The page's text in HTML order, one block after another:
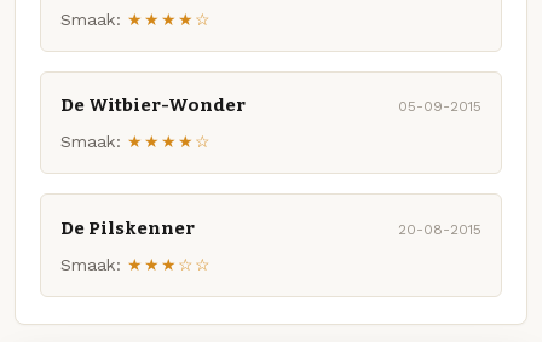
Smaak: ★★★★☆
De Witbier-Wonder 05-09-2015
Smaak: ★★★★☆
De Pilskenner 20-08-2015
Smaak: ★★★☆☆